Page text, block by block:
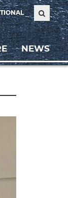
NEWS